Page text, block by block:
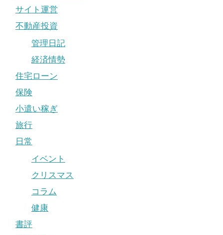
サイト運営
不動産投資
管理日記
経済情勢
住宅ローン
保険
小遣い稼ぎ
旅行
日常
イベント
クリスマス
コラム
健康
書評